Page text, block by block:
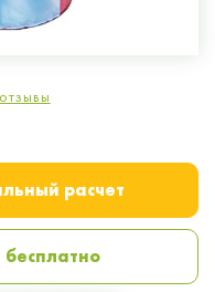
расчет